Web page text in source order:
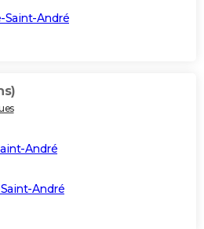
Saint-André
André
André